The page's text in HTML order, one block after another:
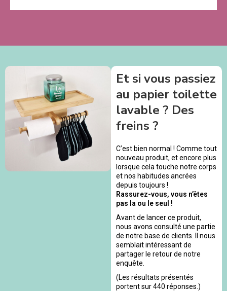
Et si vous passiez
au papier toilette
lavable ? Des
freins ?
C’est bien normal ! Comme tout
nouveau produit, et encore plus
lorsque cela touche notre corps
et nos habitudes ancrées
depuis toujours !
Rassurez-vous, vous n’êtes
pas la ou le seul !
Avant de lancer ce produit,
nous avons consulté une partie
de notre base de clients. Il nous
semblait intéressant de
partager le retour de notre
enquête.
(Les résultats présentés
portent sur 440 réponses.)